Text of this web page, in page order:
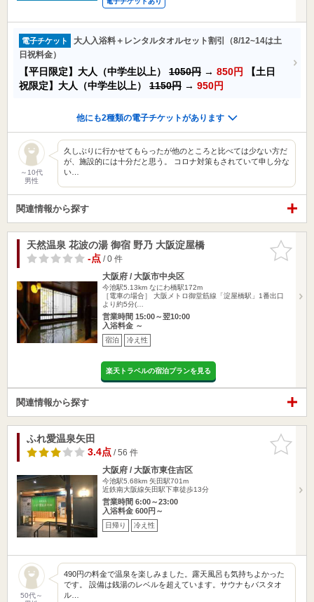
電子チケット
大人入浴料＋レンタルタオルセット割引（8/12~14は土
日祝料金）
【平日限定】大人（中学生以上） 1050円 → 850円
【土日
祝限定】大人（中学生以上） 1150円 → 950円
他にも2種類の電子チケットがあります
～10代
男性
久しぶりに行かせてもらったが他のところと比べては少ない方だ
が、施設的には十分だと思う。 コロナ対策もされていて申し分な
い…
関連情報から探す
お気に入
りに追加
天然温泉 花波の湯 御宿 野乃 大阪淀屋橋
-点/ 0 件
大阪府 / 大阪市中央区
今池駅5.13km なにわ橋駅172m
［電車の場合］ 大阪メトロ御堂筋線「淀屋橋駅」1番出口
より約5分(…
営業時間 15:00～翌10:00
入浴料金 ～
宿泊 冷え性
楽天トラベルの宿泊プランを見る
関連情報から探す
お気に入
りに追加
ふれ愛温泉矢田
3.4点/ 56 件
大阪府 / 大阪市東住吉区
今池駅5.68km 矢田駅701m
近鉄南大阪線矢田駅下車徒歩13分
営業時間 6:00～23:00
入浴料金 600円～
日帰り 冷え性
50代～
490円の料金で温泉を楽しみました。露天風呂も気持ちよかった
です。 設備は銭湯のレベルを超えています。サウナもバスタオ
ル…